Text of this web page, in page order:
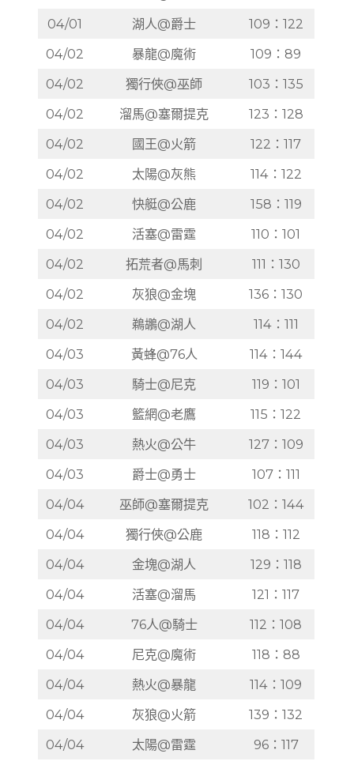
04/01
湖人@爵士
109：122
04/02
暴龍@魔術
109：89
04/02
獨行俠@巫師
103：135
04/02
溜馬@塞爾提克
123：128
04/02
國王@火箭
122：117
04/02
太陽@灰熊
114：122
04/02
快艇@公鹿
158：119
04/02
活塞@雷霆
110：101
04/02
拓荒者@馬刺
111：130
04/02
灰狼@金塊
136：130
04/02
鵜鶘@湖人
114：111
04/03
黃蜂@76人
114：144
04/03
騎士@尼克
119：101
04/03
籃網@老鷹
115：122
04/03
熱火@公牛
127：109
04/03
爵士@勇士
107：111
04/04
巫師@塞爾提克
102：144
04/04
獨行俠@公鹿
118：112
04/04
金塊@湖人
129：118
04/04
活塞@溜馬
121：117
04/04
76人@騎士
112：108
04/04
尼克@魔術
118：88
04/04
熱火@暴龍
114：109
04/04
灰狼@火箭
139：132
04/04
太陽@雷霆
96：117